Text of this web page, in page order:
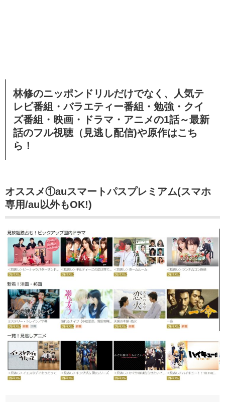
林修のニッポンドリルだけでなく、人気テ
レビ番組・バラエティー番組・勉強・クイ
ズ番組・映画・ドラマ・アニメの1話～最新
話のフル視聴（見逃し配信)や原作はこち
ら！
オススメ①auスマートパスプレミアム(スマホ
専用/au以外もOK!)